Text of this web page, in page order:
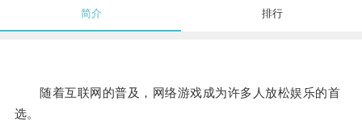
简介 排行
随着互联网的普及，网络游戏成为许多人放松娱乐的首
选。